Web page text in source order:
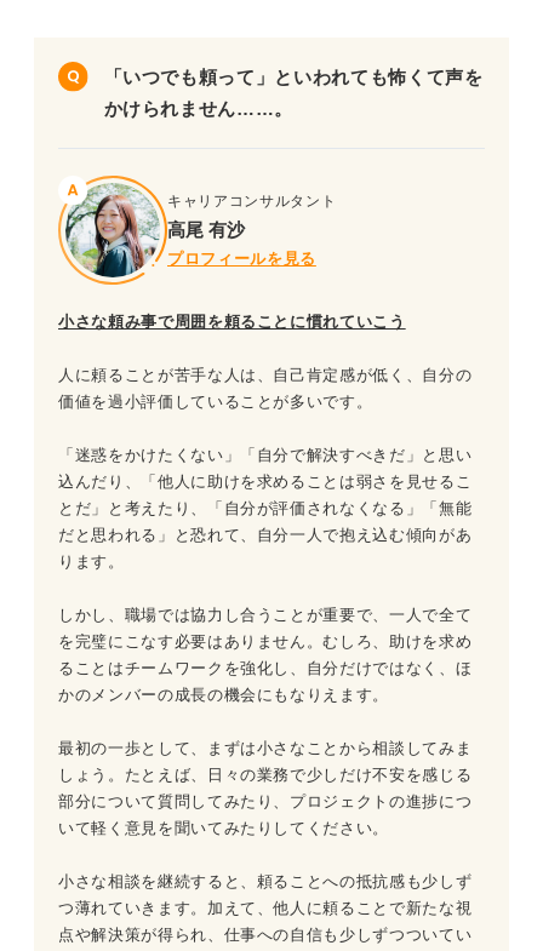
「いつでも頼って」といわれても怖くて声を
かけられません……。
キャリアコンサルタント
高尾 有沙
プロフィールを見る
小さな頼み事で周囲を頼ることに慣れていこう
人に頼ることが苦手な人は、自己肯定感が低く、自分の
価値を過小評価していることが多いです。
「迷惑をかけたくない」「自分で解決すべきだ」と思い
込んだり、「他人に助けを求めることは弱さを見せるこ
とだ」と考えたり、「自分が評価されなくなる」「無能
だと思われる」と恐れて、自分一人で抱え込む傾向があ
ります。
しかし、職場では協力し合うことが重要で、一人で全て
を完璧にこなす必要はありません。むしろ、助けを求め
ることはチームワークを強化し、自分だけではなく、ほ
かのメンバーの成長の機会にもなりえます。
最初の一歩として、まずは小さなことから相談してみま
しょう。たとえば、日々の業務で少しだけ不安を感じる
部分について質問してみたり、プロジェクトの進捗につ
いて軽く意見を聞いてみたりしてください。
小さな相談を継続すると、頼ることへの抵抗感も少しず
つ薄れていきます。加えて、他人に頼ることで新たな視
点や解決策が得られ、仕事への自信も少しずつついてい